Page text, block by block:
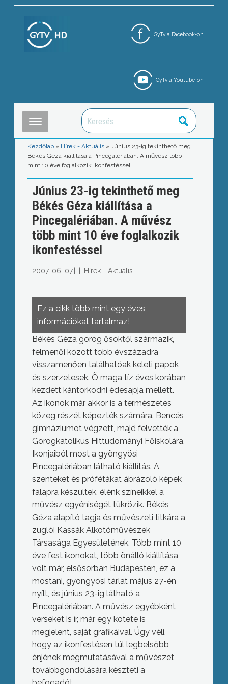
GyTv a Facebook-on
GyTv a Youtube-on
Kezdőlap » Hírek - Aktuális »Június 23-ig tekinthető meg
Békés Géza kiállítása a Pincegalériában. A művész több
mint 10 éve foglalkozik ikonfestéssel
Június 23-ig tekinthető meg
Békés Géza kiállítása a
Pincegalériában. A művész
több mint 10 éve foglalkozik
ikonfestéssel
2007. 06. 07. Hírek - Aktuális
Ez a cikk több mint egy éves
információkat tartalmaz!
Békés Géza görög ősöktől származik,
felmenői között több évszázadra
visszamenően találhatóak keleti papok
és szerzetesek. Õ maga tíz éves korában
kezdett kántorkodni édesapja mellett.
Az ikonok már akkor is a természetes
közeg részét képezték számára. Bencés
gimnáziumot végzett, majd felvették a
Görögkatolikus Hittudományi Főiskolára.
Ikonjaiból most a gyöngyösi
Pincegalériában látható kiállítás. A
szenteket és prófétákat ábrázoló képek
falapra készültek, élénk színeikkel a
művész egyéniségét tükrözik. Békés
Géza alapító tagja és művészeti titkára a
zuglói Kassák Alkotóművészek
Társasága Egyesületének. Több mint 10
éve fest ikonokat, több önálló kiállítása
volt már, elsősorban Budapesten, ez a
mostani, gyöngyösi tárlat május 27-én
nyílt, és június 23-ig látható a
Pincegalériában. A művész egyébként
verseket is ír, már egy kötete is
megjelent, saját grafikáival. Úgy véli,
hogy az ikonfestésen túl legbelsőbb
énjének megmutatásával a művészet
továbbgondolására készteti a